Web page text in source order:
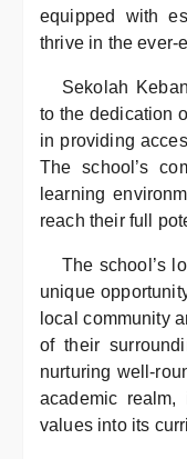
equipped with
thrive in the ever-
Sekolah
to the dedication
in providing
The school’s
learning
reach their full
The school’s
unique
local community
of their
nurturing well-
academic realm,
values into its